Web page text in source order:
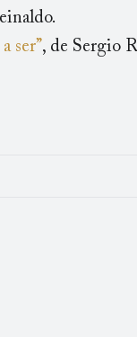
ser”, de Sergio